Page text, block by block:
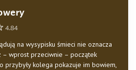
4.84
na wysypisku śmieci nie oznacza
– wprost przeciwnie – początek
przybyły kolega pokazuje im bowiem,